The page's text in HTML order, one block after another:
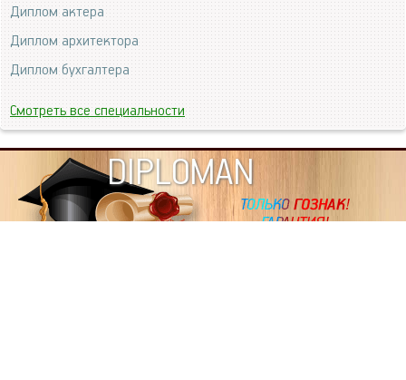
Диплом актера
Диплом архитектора
Диплом бухгалтера
Смотреть все специальности
DIPLOMAN